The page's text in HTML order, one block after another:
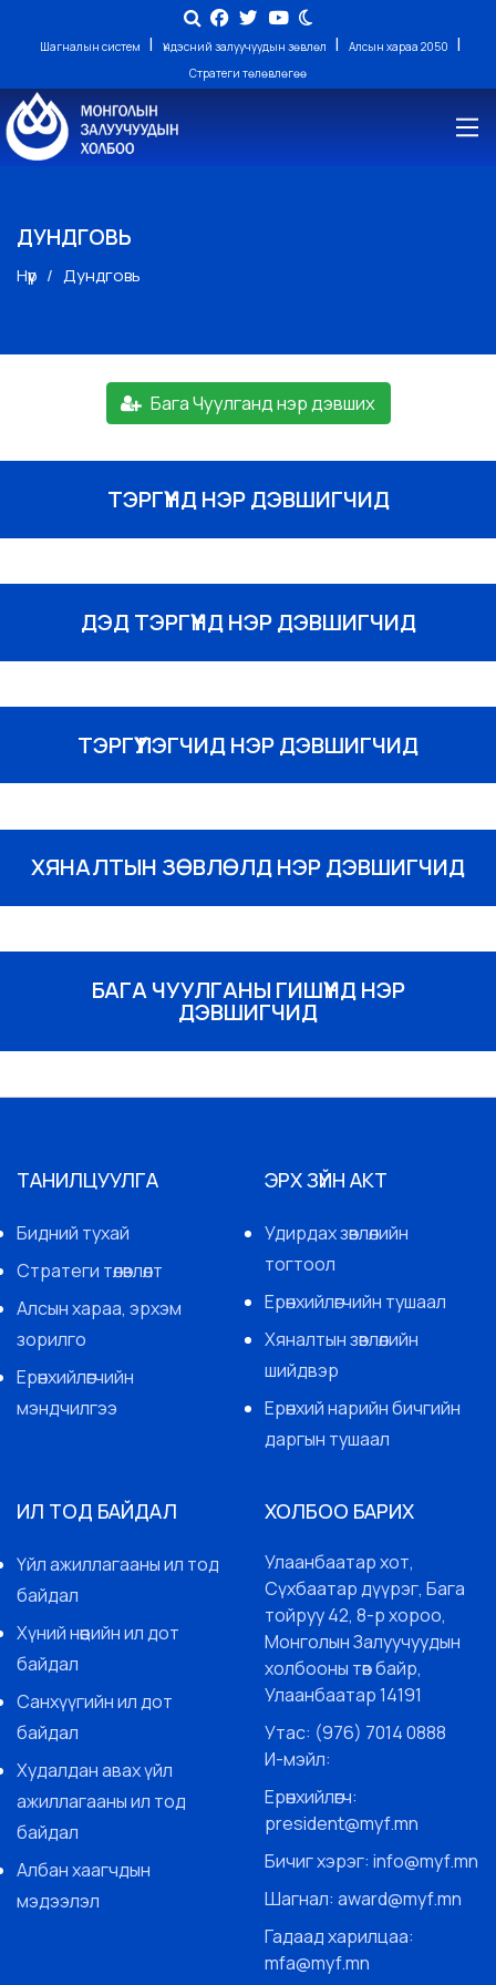
Шагналын систем | Үндэсний залуучуудын зөвлөл | Алсын хараа 2050 |
Стратеги төлөвлөгөө
ДУНДГОВЬ
Нүүр Дундговь
Бага Чуулганд нэр дэвших
ТЭРГҮҮНД НЭР ДЭВШИГЧИД
ДЭД ТЭРГҮҮНД НЭР ДЭВШИГЧИД
ТЭРГҮҮЛЭГЧИД НЭР ДЭВШИГЧИД
ХЯНАЛТЫН ЗӨВЛӨЛД НЭР ДЭВШИГЧИД
БАГА ЧУУЛГАНЫ ГИШҮҮНД НЭР
ДЭВШИГЧИД
ТАНИЛЦУУЛГА
Бидний тухай
Стратеги төлөвлөлт
Алсын хараа, эрхэм
зорилго
Ерөнхийлөгчийн
мэндчилгээ
ЭРХ ЗҮЙН АКТ
Удирдах зөвлөлийн
тогтоол
Ерөнхийлөгчийн тушаал
Хяналтын зөвлөлийн
шийдвэр
Ерөнхий нарийн бичгийн
даргын тушаал
ИЛ ТОД БАЙДАЛ
Үйл ажиллагааны ил тод
байдал
Хүний нөөцийн ил дот
байдал
Санхүүгийн ил дот
байдал
Худалдан авах үйл
ажиллагааны ил тод
байдал
Албан хаагчдын
мэдээлэл
ХОЛБОО БАРИХ
Улаанбаатар хот,
Сүхбаатар дүүрэг, Бага
тойруу 42, 8-р хороо,
Монголын Залуучуудын
холбооны төв байр,
Улаанбаатар 14191
Утас: (976) 7014 0888
И-мэйл:
Ерөнхийлөгч:
president@myf.mn
Бичиг хэрэг: info@myf.mn
Шагнал: award@myf.mn
Гадаад харилцаа:
mfa@myf.mn